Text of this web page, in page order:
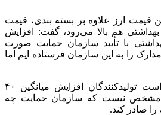
قیمت ارز علاوه بر بسته بندی، قیمت
هم بالا می‌رود، گفت: افزایش
با تأیید سازمان حمایت صورت
را به این سازمان فرستاده
ایم اما
کیانی تصریح کرد: در خواست تولیدکنندگان افزایش میانگین ۴۰
نیست که سازمان حمایت چه
صادر کند.